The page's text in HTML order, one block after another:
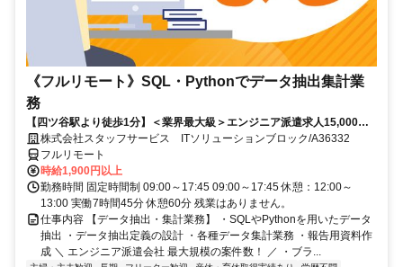
《フルリモート》SQL・Pythonでデータ抽出集計業
務
【四ツ谷駅より徒歩1分】＜業界最大級＞エンジニア派遣求人15,000件
以上◎ 来社不要のカンタン登録→最短2日で就業可能！！
株式会社スタッフサービス ITソリューションブロック/A36332
フルリモート
時給1,900円以上
勤務時間 固定時間制 09:00～17:45 09:00～17:45 休憩：12:00～
13:00 実働7時間45分 休憩60分 残業はありません。
仕事内容 【データ抽出・集計業務】 ・SQLやPythonを用いたデータ
抽出 ・データ抽出定義の設計 ・各種データ集計業務 ・報告用資料作
成 ＼ エンジニア派遣会社 最大規模の案件数！ ／ ・ブラ...